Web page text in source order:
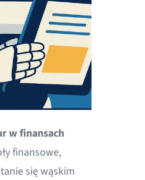
w finansach
finansowe,
się wąskim